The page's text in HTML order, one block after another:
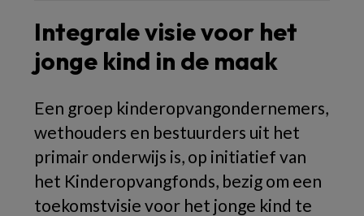
Integrale visie voor het
jonge kind in de maak
Een groep kinderopvangondernemers,
wethouders en bestuurders uit het
primair onderwijs is, op initiatief van
het Kinderopvangfonds, bezig om een
toekomstvisie voor het jonge kind te